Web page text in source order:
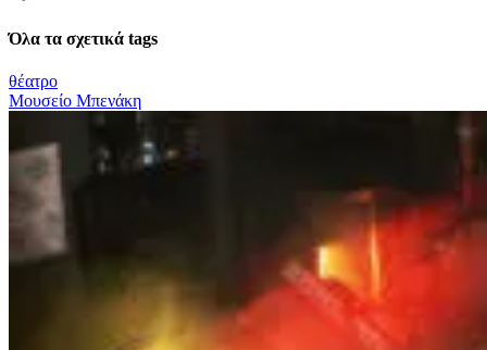
Όλα τα σχετικά tags
θέατρο
Μουσείο Μπενάκη